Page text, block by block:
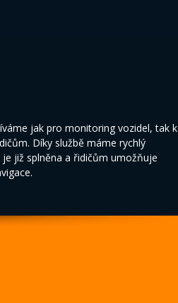
jak pro monitoring vozidel, tak k
Díky službě máme rychlý
již splněna a řidičům umožňuje